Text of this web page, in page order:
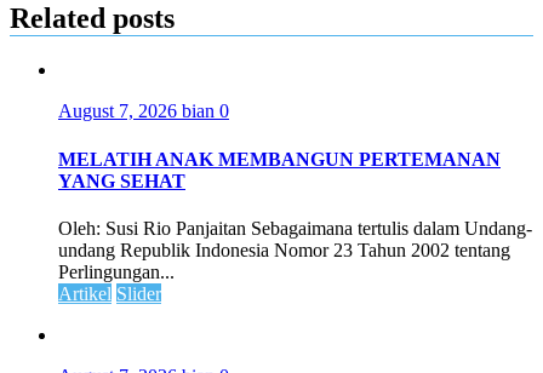
Related posts
August 7, 2026 bian 0
MELATIH ANAK MEMBANGUN PERTEMANAN
YANG SEHAT
Oleh: Susi Rio Panjaitan Sebagaimana tertulis dalam Undang-
undang Republik Indonesia Nomor 23 Tahun 2002 tentang
Perlingungan...
Artikel Slider